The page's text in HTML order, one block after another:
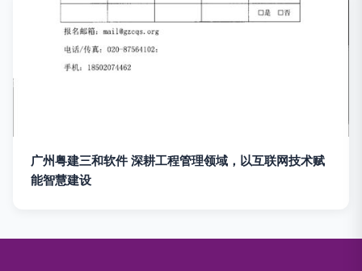
广州粤建三和软件 深耕工程管理领域，以互联网技术赋
能智慧建设